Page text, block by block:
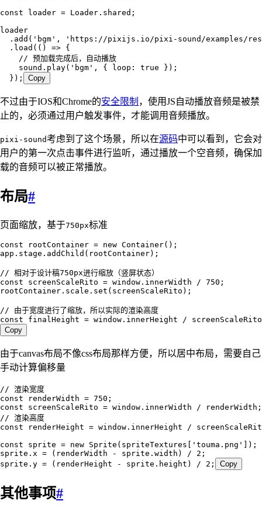
const loader = Loader . shared ;
loader
  .
add ( ' bgm ' , ' https://pixijs.io/pixi-sound/examples/
  .
load ( () => {
    // 预加载完成后，自动播放
    sound
. play( ' bgm ' , { loop : true });
  });
Copy
不过由于IOS和Chrome的安全限制 ，使用JS自动播放音频是被禁
止的，必须通过用户触发事件，才能调用音频播放。
pixi-sound考虑到了这个场景，所以在源码中可以看到，它会对
用户的第一次点击事件进行监听，通过播放一个空音频，确保加
载的音频可以被正常播放。
布局#
页面缩放，基于750px标准
const rootContainer = new Container();
app . stage . addChild ( rootContainer);
// 相对于设计稿750px进行缩放（竖屏状态）
const screenScaleRito = window . innerWidth / 750 ;
rootContainer . scale . set ( screenScaleRito );
// 由于宽度进行了缩放，所以实际的渲染高度
const finalHeight = window . innerHeight / screenScaleRito
Copy
由于canvas布局不像css布局那样方便，所以居中布局，需要自己
手动计算偏移量
// 渲染宽度
const renderWidth = 750 ;
const screenScaleRito = window . innerWidth / renderWidth ;
// 渲染高度
const renderHeight = window . innerHeight /
const sprite = new Sprite ( spriteTextures ' touma.png '
]);
sprite . x = ( renderWidth - sprite . width ) / 2 ;
sprite . y = ( renderHeight - sprite . height ) / 2 ; Copy
其他事项#